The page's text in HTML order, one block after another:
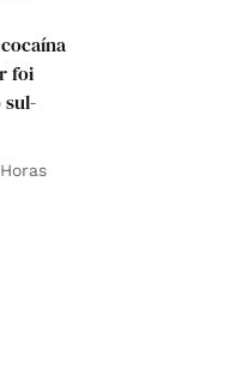
foi
sul-
Horas